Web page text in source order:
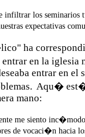
infiltrar los
expectativas
ha
entrar en la
entrar en el
Aqu�
mano:
me siento
de vocaci�n hacia